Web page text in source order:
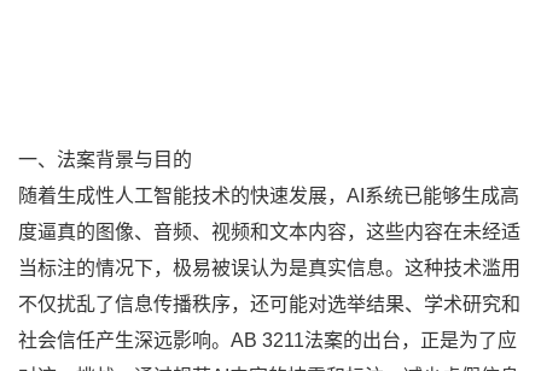
一、法案背景与目的
随着生成性人工智能技术的快速发展，AI系统已能够生成高
度逼真的图像、音频、视频和文本内容，这些内容在未经适
当标注的情况下，极易被误认为是真实信息。这种技术滥用
不仅扰乱了信息传播秩序，还可能对选举结果、学术研究和
社会信任产生深远影响。AB 3211法案的出台，正是为了应